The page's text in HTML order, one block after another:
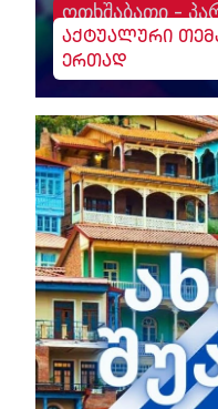
ოთხშაბათი -
აქტუალური
ერთად